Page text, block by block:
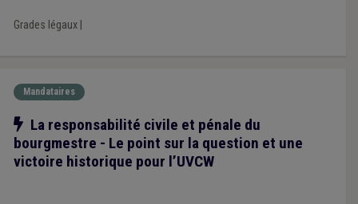
Grades légaux|
Mandataires
Notre action
La responsabilité civile et pénale du
bourgmestre - Le point sur la question et une
victoire historique pour l’UVCW